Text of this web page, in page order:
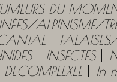
DU
ALPINISME/
INSECTES
In